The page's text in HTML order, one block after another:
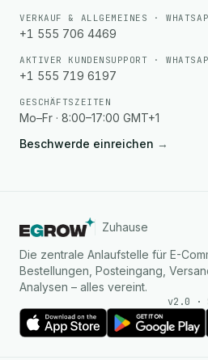
VERKAUF & ALLGEMEINES ·
+1 555 706 4469
AKTIVER KUNDENSUPPORT ·
+1 555 719 6197
GESCHÄFTSZEITEN
Mo–Fr · 8:00–17:00 GMT+1
Beschwerde einreichen →
Zuhause
Die zentrale Anlaufstelle für E-
Bestellungen, Posteingang,
Analysen – alles vereint.
v2.0 ·